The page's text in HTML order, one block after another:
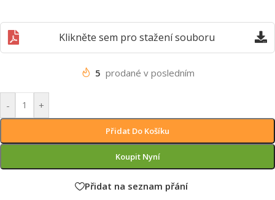
Klikněte sem pro stažení souboru
5 prodané v posledním
- +
Přidat Do Košíku
Koupit Nyní
Přidat na seznam přání